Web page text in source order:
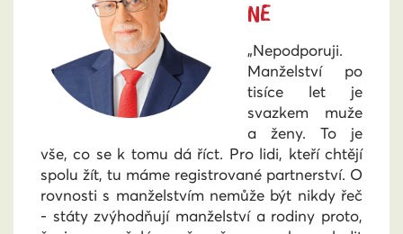
NE
„Nepodporuji.
Manželství po
tisíce let je
svazkem muže
a ženy. To je
vše, co se k tomu dá říct. Pro lidi, kteří chtějí
spolu žít, tu máme registrované partnerství. O
rovnosti s manželstvím nemůže být nikdy řeč
- státy zvýhodňují manželství a rodiny proto,